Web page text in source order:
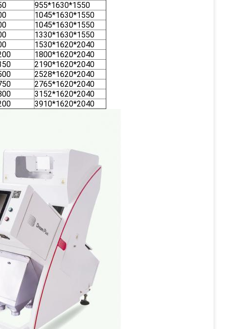
955*1630*1550
1045*1630*1550
1045*1630*1550
1330*1630*1550
1530*1620*2040
1800*1620*2040
2190*1620*2040
2528*1620*2040
2765*1620*2040
3152*1620*2040
3910*1620*2040